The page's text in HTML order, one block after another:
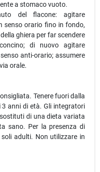
a stomaco vuoto.
del flacone: agitare
senso orario fino in fondo,
ghiera per far scendere
di nuovo agitare
anti-orario; assumere
orale.
Tenere fuori dalla
anni di età. Gli integratori
di una dieta variata
sano. Per la presenza di
adulti. Non utilizzare in